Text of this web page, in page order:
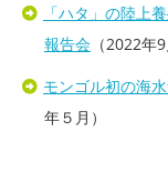
「ハタ」の陸上
報告会 （2022年9
モンゴル初の海
年５月）